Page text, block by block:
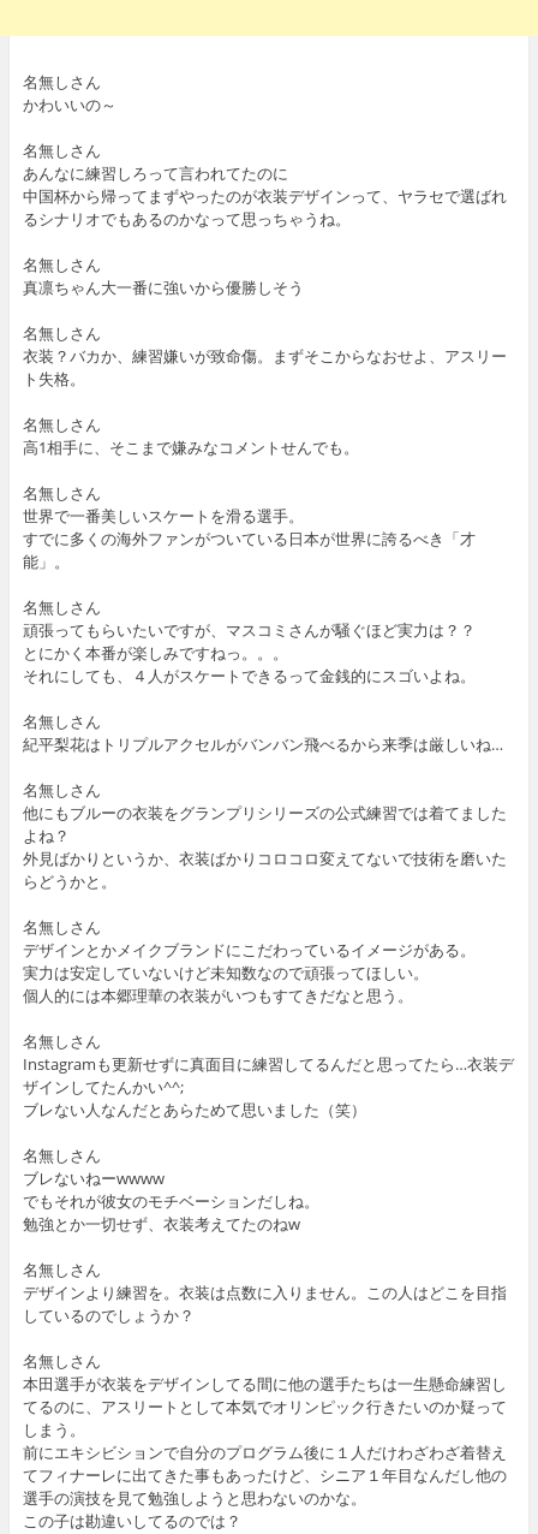
名無しさん
かわいいの～
名無しさん
あんなに練習しろって言われてたのに
中国杯から帰ってまずやったのが衣装デザインって、ヤラセで選ばれ
るシナリオでもあるのかなって思っちゃうね。
名無しさん
真凛ちゃん大一番に強いから優勝しそう
名無しさん
衣装？バカか、練習嫌いが致命傷。まずそこからなおせよ、アスリー
ト失格。
名無しさん
高1相手に、そこまで嫌みなコメントせんでも。
名無しさん
世界で一番美しいスケートを滑る選手。
すでに多くの海外ファンがついている日本が世界に誇るべき「才
能」。
名無しさん
頑張ってもらいたいですが、マスコミさんが騒ぐほど実力は？？
とにかく本番が楽しみですねっ。。。
それにしても、４人がスケートできるって金銭的にスゴいよね。
名無しさん
紀平梨花はトリプルアクセルがバンバン飛べるから来季は厳しいね…
名無しさん
他にもブルーの衣装をグランプリシリーズの公式練習では着てました
よね？
外見ばかりというか、衣装ばかりコロコロ変えてないで技術を磨いた
らどうかと。
名無しさん
デザインとかメイクブランドにこだわっているイメージがある。
実力は安定していないけど未知数なので頑張ってほしい。
個人的には本郷理華の衣装がいつもすてきだなと思う。
名無しさん
Instagramも更新せずに真面目に練習してるんだと思ってたら…衣装デ
ザインしてたんかい^^;
ブレない人なんだとあらためて思いました（笑）
名無しさん
ブレないねーwwww
でもそれが彼女のモチベーションだしね。
勉強とか一切せず、衣装考えてたのねw
名無しさん
デザインより練習を。衣装は点数に入りません。この人はどこを目指
しているのでしょうか？
名無しさん
本田選手が衣装をデザインしてる間に他の選手たちは一生懸命練習し
てるのに、アスリートとして本気でオリンピック行きたいのか疑って
しまう。
前にエキシビションで自分のプログラム後に１人だけわざわざ着替え
てフィナーレに出てきた事もあったけど、シニア１年目なんだし他の
選手の演技を見て勉強しようと思わないのかな。
この子は勘違いしてるのでは？